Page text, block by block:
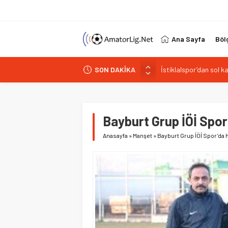
Ana Sayfa
SON DAKİKA
İstiklalspor’dan sol
Paşabahçespor’da
Vardarspor teknik
Kuzeyin Kaplanları
Bayburt Grup İÖİ
Anasayfa » Manşet » Bayburt Grup İÖİ Spor’da